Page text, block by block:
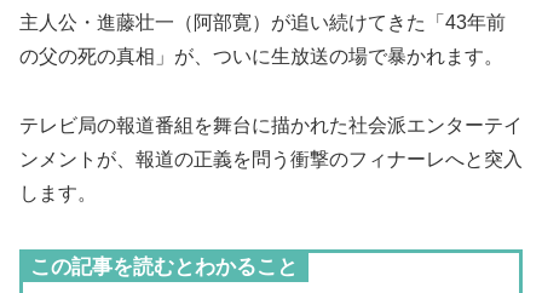
主人公・進藤壮一（阿部寛）が追い続けてきた「43年前
の父の死の真相」が、ついに生放送の場で暴かれます。
テレビ局の報道番組を舞台に描かれた社会派エンターテイ
ンメントが、報道の正義を問う衝撃のフィナーレへと突入
します。
この記事を読むとわかること